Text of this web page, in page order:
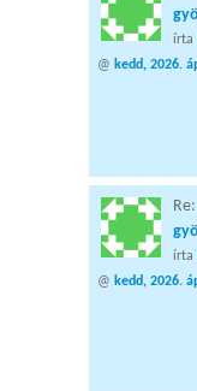
írta
@ kedd, 2026.
Re:
írta
@ kedd, 2026.